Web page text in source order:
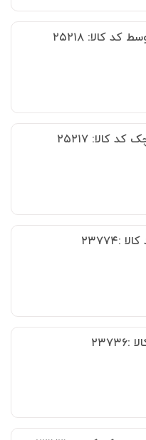
کالا: ۲۵۲۱۸
کالا: ۲۵۲۱۷